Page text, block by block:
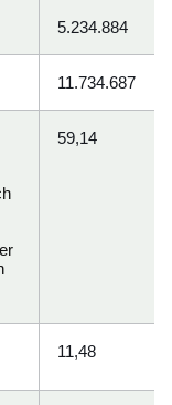
5.234.884
11.734.687
59,14
11,48